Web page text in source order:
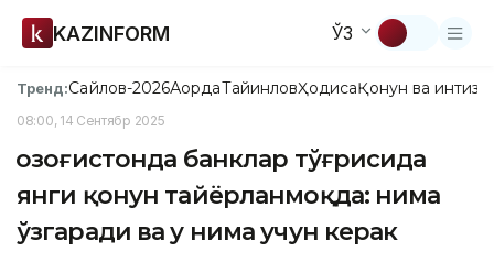
KAZINFORM ЎЗ
Тренд:Сайлов-2026АқордаТайинловҲодисаҚонун ва
08:00, 14 Сентябр 2025
Қозоғистонда банклар тўғрисида
янги қонун тайёрланмоқда: нима
ўзгаради ва у нима учун керак